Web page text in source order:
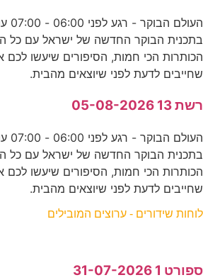
בתכנית הבוקר החדשה של ישראל עם כל
הכותרות הכי חמות, הסיפורים שיעשו לכם
שחייבים לדעת לפני שיוצאים מהבית.
רשת 13 05-08-2026
בתכנית הבוקר החדשה של ישראל עם כל
הכותרות הכי חמות, הסיפורים שיעשו לכם
שחייבים לדעת לפני שיוצאים מהבית.
לוחות שידורים - ערוצים המובילים
ספורט 1 31-07-2026